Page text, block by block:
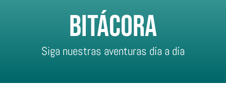
Bitácora
Siga nuestras aventuras día a día